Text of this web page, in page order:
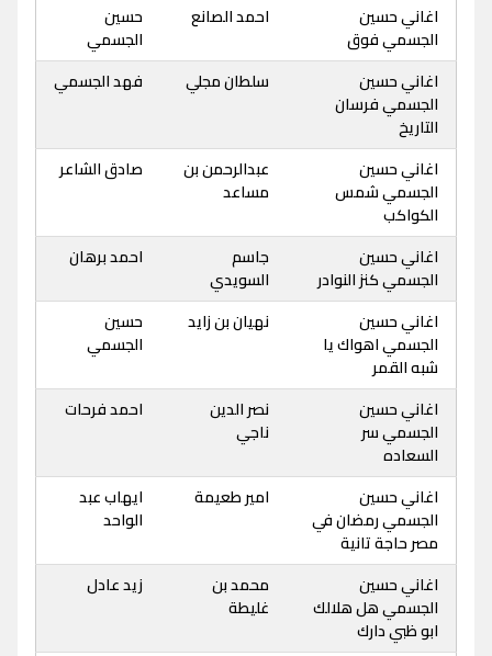
اغاني حسين
الجسمي فوق
احمد الصانع
حسين
الجسمي
اغاني حسين
الجسمي فرسان
التاريخ
سلطان مجلي فهد الجسمي
اغاني حسين
الجسمي شمس
الكواكب
عبدالرحمن بن
مساعد
صادق الشاعر
اغاني حسين
الجسمي كنز النوادر
جاسم
السويدي
احمد برهان
اغاني حسين
الجسمي اهواك يا
شبه القمر
نهيان بن زايد
حسين
الجسمي
اغاني حسين
الجسمي سر
السعاده
نصر الدين
ناجي
احمد فرحات
اغاني حسين
الجسمي رمضان في
مصر حاجة تانية
امير طعيمة
ايهاب عبد
الواحد
اغاني حسين
الجسمي هل هلالك
ابو ظبي دارك
محمد بن
غليطة
زيد عادل